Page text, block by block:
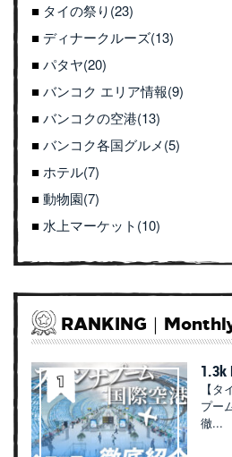
タイの祭り(23)
ディナークルーズ(13)
パタヤ(20)
バンコク エリア情報(9)
バンコクの空港(13)
バンコク各国グルメ(5)
ホテル(7)
動物園(7)
水上マーケット(10)
RANKING｜
1.3k
【
プー
徹...